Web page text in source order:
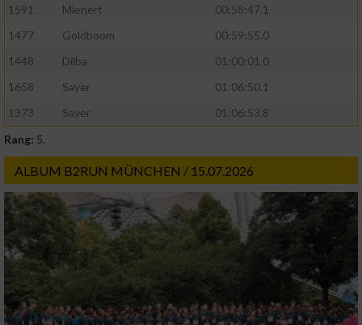
1591
Mienert
00:58:47.1
1477
Goldboom
00:59:55.0
1448
Dilba
01:00:01.0
1658
Sayer
01:06:50.1
1373
Sayer
01:06:53.8
Rang: 5.
ALBUM B2RUN MÜNCHEN / 15.07.2026